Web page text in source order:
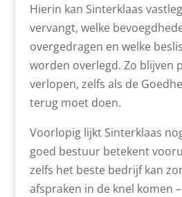
Hierin kan Sinterklaas
vervangt, welke
overgedragen en welke
worden overlegd. Zo blijven
verlopen, zelfs als de
terug moet doen.
Voorlopig lijkt Sinterklaas
goed bestuur betekent
zelfs het beste bedrijf kan
afspraken in de knel komen